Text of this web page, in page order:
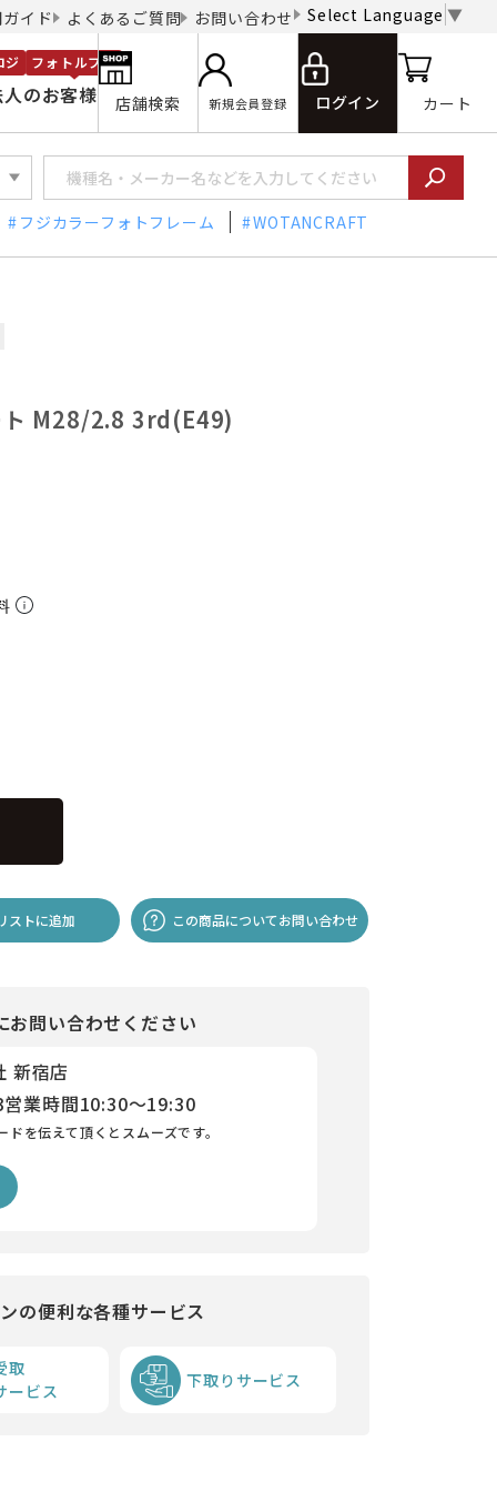
イド よくあるご質問 お問い合わせ Select Language ▼
のお客様
ジ フォトルプロ
店舗検索 新規会員登録 ログイン カート
フジカラーフォトフレーム WOTANCRAFT
ト M28/2.8 3rd(E49)
ストに追加 この商品についてお問い合わせ
お問い合わせください
新宿店
営業時間10:30～19:30
を伝えて頂くとスムーズです。
の便利な各種サービス
取
ービス
下取りサービス